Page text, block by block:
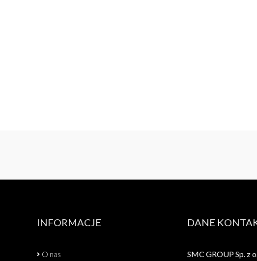
INFORMACJE
O nas
DANE
SMC GROUP Sp. z